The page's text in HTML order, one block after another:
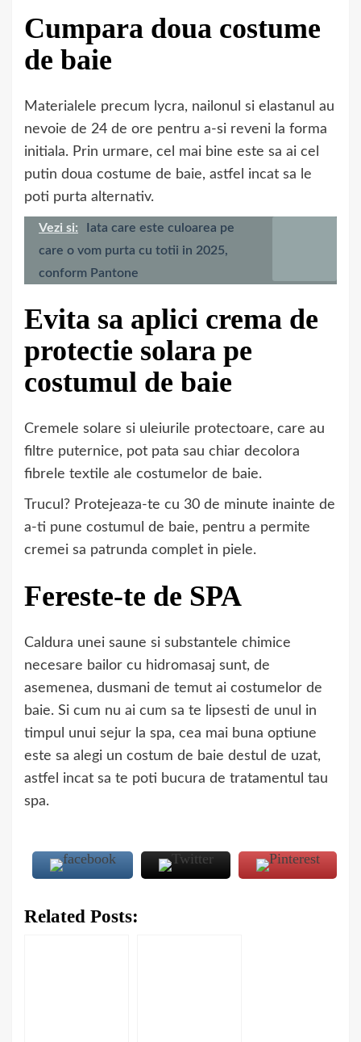
Cumpara doua costume
de baie
Materialele precum lycra, nailonul si elastanul au
nevoie de 24 de ore pentru a-si reveni la forma
initiala. Prin urmare, cel mai bine este sa ai cel
putin doua costume de baie, astfel incat sa le
poti purta alternativ.
Vezi si:
Iata care este culoarea pe
care o vom purta cu totii in 2025,
conform Pantone
Evita sa aplici crema de
protectie solara pe
costumul de baie
Cremele solare si uleiurile protectoare, care au
filtre puternice, pot pata sau chiar decolora
fibrele textile ale costumelor de baie.
Trucul? Protejeaza-te cu 30 de minute inainte de
a-ti pune costumul de baie, pentru a permite
cremei sa patrunda complet in piele.
Fereste-te de SPA
Caldura unei saune si substantele chimice
necesare bailor cu hidromasaj sunt, de
asemenea, dusmani de temut ai costumelor de
baie. Si cum nu ai cum sa te lipsesti de unul in
timpul unui sejur la spa, cea mai buna optiune
este sa alegi un costum de baie destul de uzat,
astfel incat sa te poti bucura de tratamentul tau
spa.
Related Posts: